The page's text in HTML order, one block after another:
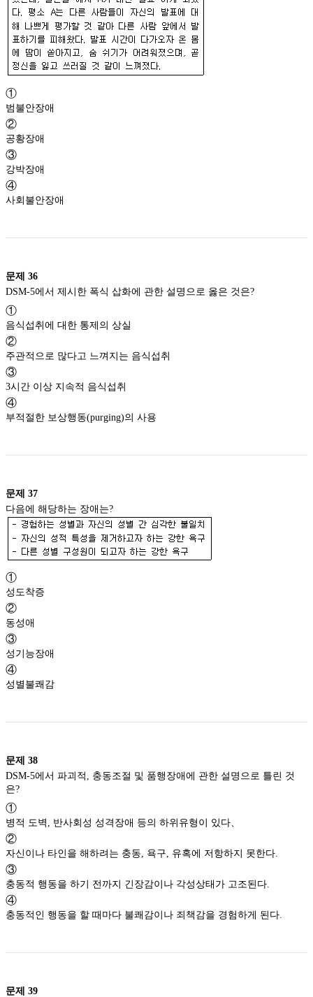
①
범불안장애
②
공황장애
③
강박장애
④
사회불안장애
문제 36
①
음식섭취에 대한 통제의 상실
②
주관적으로 많다고 느껴지는 음식섭취
③
3시간 이상 지속적 음식섭취
④
부적절한 보상행동(purging)의 사용
문제 37
①
성도착증
②
동성애
③
성기능장애
④
성별불쾌감
문제 38
DSM-5에서 파괴적, 충동조절 및 품행장애에 관한 설명으로 틀린 것
①
병적 도벽, 반사회성 성격장애 등의 하위유형이 있다、
②
자신이나 타인을 해하려는 충동, 욕구, 유혹에 저항하지 못한다.
③
충동적 행동을 하기 전까지 긴장감이나 각성상태가 고조된다.
④
충동적인 행동을 할 때마다 불쾌감이나 죄책감을 경험하게 된다.
문제 39